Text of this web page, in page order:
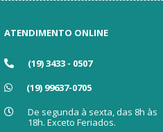
ATENDIMENTO ONLINE
(19) 3433 - 0507
(19) 99637-0705
De segunda à sexta, das 8h às
18h. Exceto Feriados.